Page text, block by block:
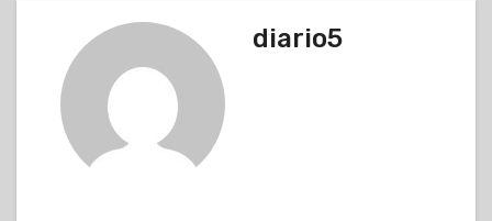
diario5